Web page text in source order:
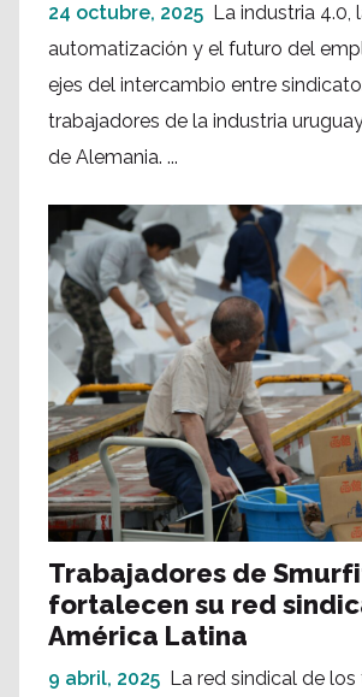
24 octubre, 2025 La industria 4.0,
automatización y el futuro del
ejes del intercambio entre
trabajadores de la industria
de Alemania. ...
Trabajadores de
fortalecen su red
América Latina
9 abril, 2025 La red sindical de